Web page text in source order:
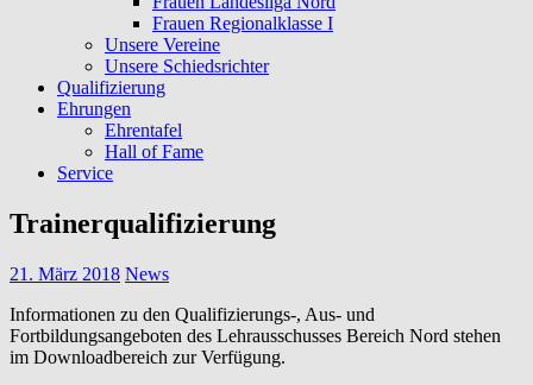
Frauen Regionalklasse I
Unsere Vereine
Unsere Schiedsrichter
Qualifizierung
Ehrungen
Ehrentafel
Hall of Fame
Service
Trainerqualifizierung
21. März 2018 News
Informationen zu den Qualifizierungs-, Aus- und
Fortbildungsangeboten des Lehrausschusses Bereich Nord stehen
im Downloadbereich zur Verfügung.